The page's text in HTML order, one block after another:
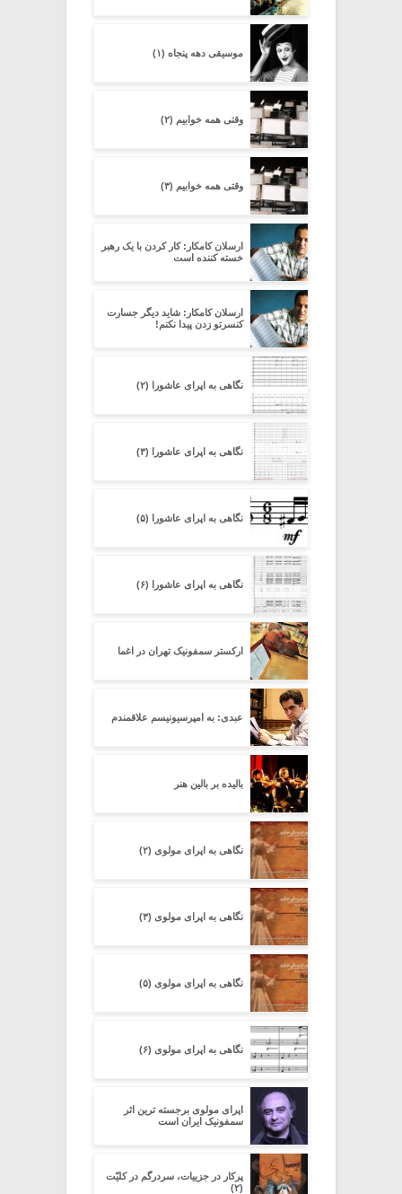
موسیقی دهه پنجاه (۱)
وقتی همه خوابیم (۲)
وقتی همه خوابیم (۳)
ارسلان کامکار: کار کردن با یک رهبر
خسته کننده است
ارسلان کامکار: شاید دیگر جسارت
کنسرتو زدن پیدا نکنم!
نگاهی به اپرای عاشورا (۲)
نگاهی به اپرای عاشورا (۳)
نگاهی به اپرای عاشورا (۵)
نگاهی به اپرای عاشورا (۶)
ارکستر سمفونیک تهران در اغما
عبدی: به امپرسیونیسم علاقمندم
بالیده بر بالین هنر
نگاهی به اپرای مولوی (۲)
نگاهی به اپرای مولوی (۳)
نگاهی به اپرای مولوی (۵)
نگاهی به اپرای مولوی (۶)
اپرای مولوی برجسته ترین اثر
سمفونیک ایران است
پرکار در جزییات، سردرگم در کلیّت
(۲)